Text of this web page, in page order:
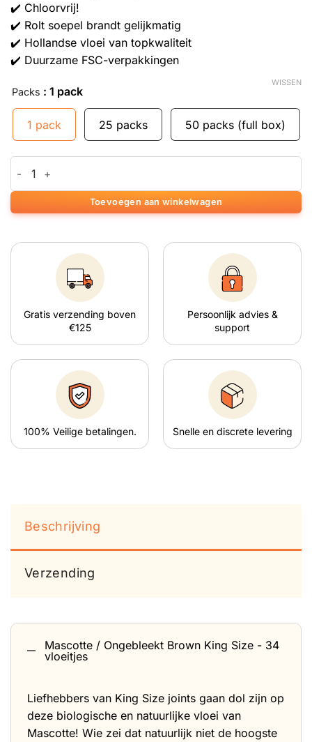
✔️ Chloorvrij!
✔️ Rolt soepel brandt gelijkmatig
✔️ Hollandse vloei van topkwaliteit
✔️ Duurzame FSC-verpakkingen
Packs : 1 pack
1 pack 25 packs 50 packs (full box)
WISSEN
Toevoegen aan winkelwagen
Gratis verzending boven
€125
Persoonlijk advies &
support
100% Veilige betalingen. Snelle en discrete levering
Beschrijving
Verzending
Mascotte / Ongebleekt Brown King Size - 34
vloeitjes
Liefhebbers van King Size joints gaan dol zijn op
deze biologische en natuurlijke vloei van
Mascotte! Wie zei dat natuurlijk niet de hoogste